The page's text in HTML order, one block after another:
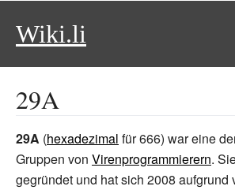
Wiki.li
29A
29A (hexadezimal für 666) war eine
Gruppen von Virenprogrammierern.
gegründet und hat sich 2008 aufgrund